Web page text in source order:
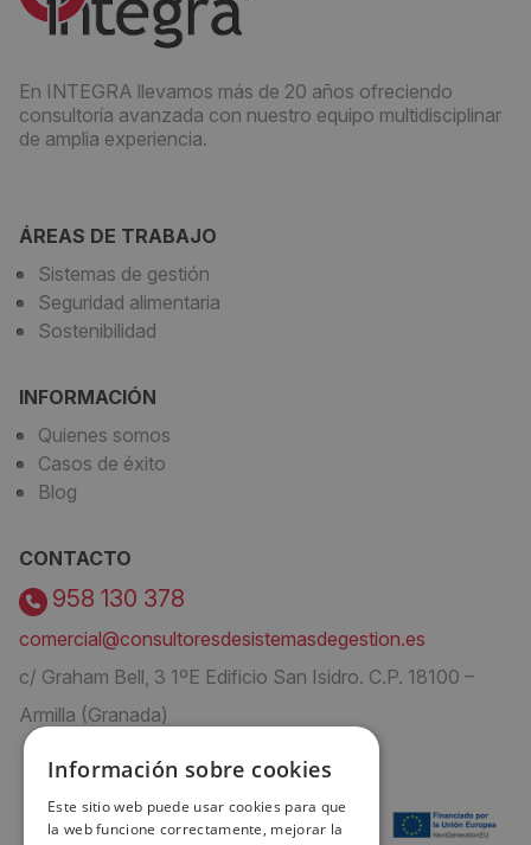
En INTEGRA llevamos más de 20 años ofreciendo
consultoría avanzada con nuestro equipo multidisciplinar
de amplia experiencia.
ÁREAS DE TRABAJO
Sistemas de gestión
Seguridad alimentaria
Sostenibilidad
INFORMACIÓN
Quienes somos
Casos de éxito
Blog
CONTACTO
958 130 378
comercial@consultoresdesistemasdegestion.es
c/ Graham Bell, 3 1ºE Edificio San Isidro. C.P. 18100 –
Armilla (Granada)
Información sobre cookies
Este sitio web puede usar cookies para que
la web funcione correctamente, mejorar la